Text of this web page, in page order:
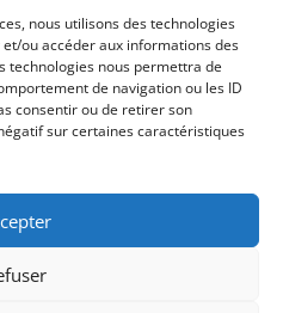
nous utilisons des technologies
ou accéder aux informations des
technologies nous permettra de
de navigation ou les ID
consentir ou de retirer son
sur certaines caractéristiques
dans les zones rurales